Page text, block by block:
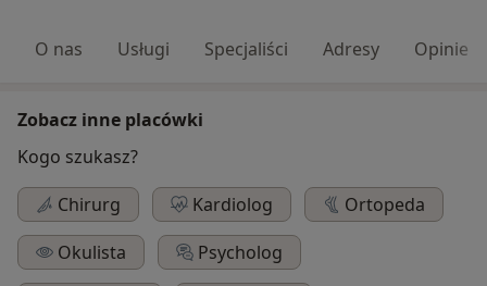
O nas Usługi Specjaliści Adresy Opinie
Zobacz inne placówki
Kogo szukasz?
Chirurg
Kardiolog
Ortopeda
Okulista
Psycholog